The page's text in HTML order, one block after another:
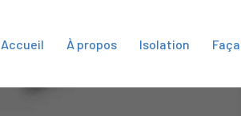
Accueil À propos Isolation